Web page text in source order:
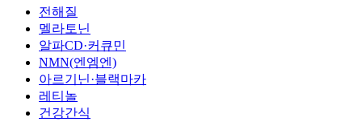
전해질
멜라토닌
알파CD·커큐민
NMN(엔엠엔)
아르기닌·블랙마카
레티놀
건강간식